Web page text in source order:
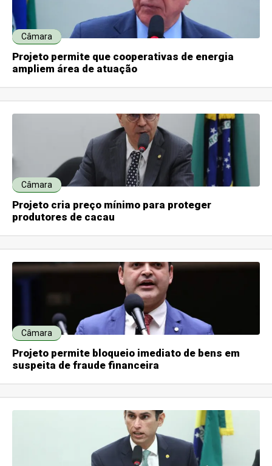
Câmara
Projeto permite que cooperativas de energia
ampliem área de atuação
Câmara
Projeto cria preço mínimo para proteger
produtores de cacau
Câmara
Projeto permite bloqueio imediato de bens em
suspeita de fraude financeira